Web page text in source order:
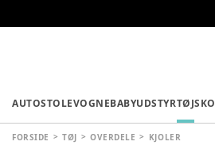
AUTOSTOLEVOGNEBABYUDSTYRTØJSKO
FORSIDE TØJ OVERDELE KJOLER